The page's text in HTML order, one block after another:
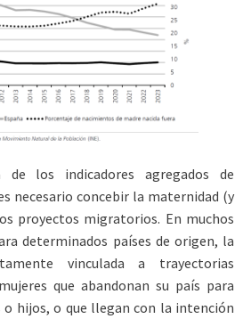
los indicadores agregados de
necesario concebir la maternidad (y
proyectos migratorios. En muchos
determinados países de origen, la
vinculada a trayectorias
que abandonan su país para
o hijos, o que llegan con la intención